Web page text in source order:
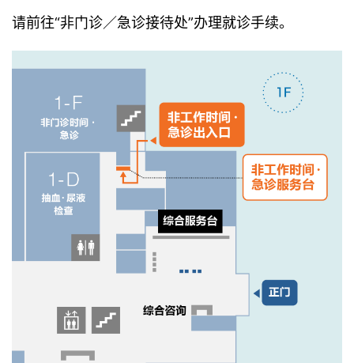
请前往“非门诊／急诊接待处”办理就诊手续。